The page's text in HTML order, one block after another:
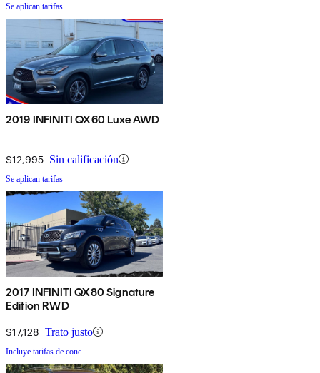
Se aplican tarifas
2019 INFINITI QX60 Luxe AWD
$12,995 Sin calificación
Se aplican tarifas
2017 INFINITI QX80 Signature
Edition RWD
$17,128 Trato justo
Incluye tarifas de conc.